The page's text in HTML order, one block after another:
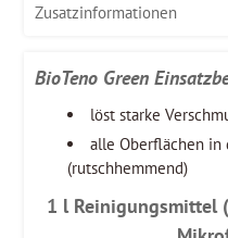
Zusatzinformationen
BioTeno Green
löst starke
alle Oberflächen in
(rutschhemmend)
1 l Reinigungsmittel